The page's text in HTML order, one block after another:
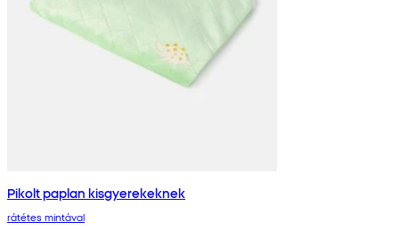
Pikolt paplan kisgyerekeknek
rátétes mintával